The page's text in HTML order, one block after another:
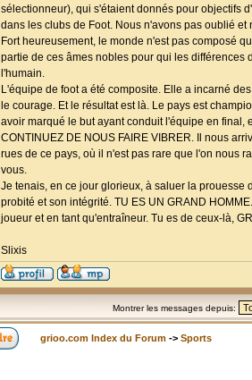
sélectionneur), qui s'étaient donnés pour objectifs
dans les clubs de Foot. Nous n'avons pas oublié
Fort heureusement, le monde n'est pas composé
partie de ces âmes nobles pour qui les
l'humain.
L'équipe de foot a été composite. Elle a incarné
le courage. Et le résultat est là. Le pays est
avoir marqué le but ayant conduit l'équipe en final,
CONTINUEZ DE NOUS FAIRE VIBRER. Il nous
rues de ce pays, où il n'est pas rare que l'on nous
vous.
Je tenais, en ce jour glorieux, à saluer la
probité et son intégrité. TU ES UN GRAND
joueur et en tant qu'entraîneur. Tu es de ceux-là,
Slixis
Montrer les messages depuis:
grioo.com Index du Forum -> Sports